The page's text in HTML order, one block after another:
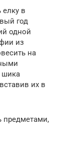
елку в
год
одной
из
на
шика
их в
предметами,